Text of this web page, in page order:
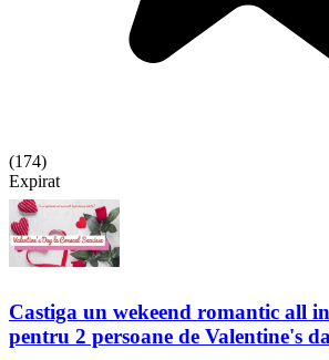
(174)
Expirat
Castiga un wekeend romantic all
pentru 2 persoane de Valentine's